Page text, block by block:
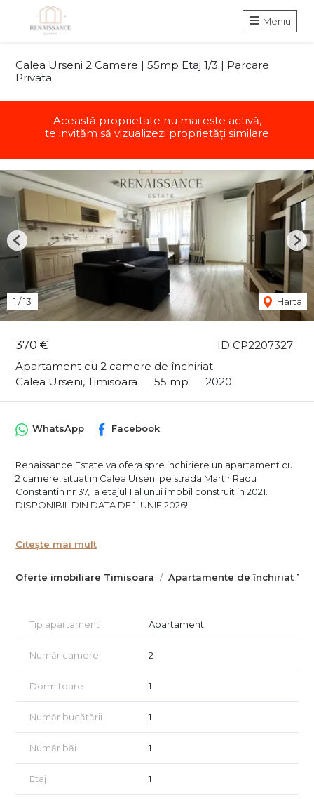
Meniu
Calea Urseni 2 Camere | 55mp Etaj 1/3 | Parcare
Privata
Această proprietate nu mai este activă,
te invităm să vizualizezi proprietăți similare
ID CP2207327
370 €
Apartament cu 2 camere de închiriat
Calea Urseni, Timisoara
55 mp 2020
1 /13 Harta
Previous
Oferte imobiliare Timisoara Apartamente de închiriat
WhatsApp Facebook
Renaissance Estate va ofera spre inchiriere un apartament cu
2 camere, situat in Calea Urseni pe strada Martir Radu
Constantin nr 37, la etajul 1 al unui imobil construit in 2021.
DISPONIBIL DIN DATA DE 1 IUNIE 2026!
de 5mp
Confortul termic este asigurat de centrala proprie pe gaz si de
Dispune de un loc de parcare privat, inclus in pret;
Pentru mai multe detalii, dar si stabilirea unei vizionari, nu
Citește mai mult
Tip apartament Apartament
Număr camere 2
Dormitoare 1
Număr bucătării 1
Număr băi 1
Etaj 1